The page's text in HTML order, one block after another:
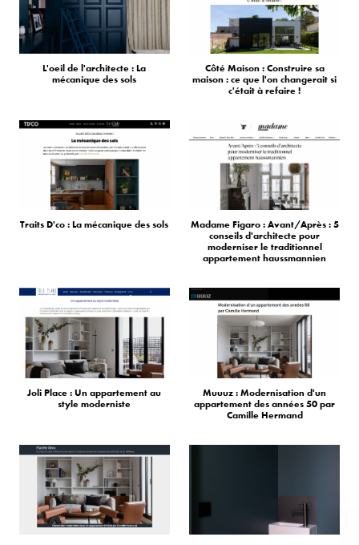
L'oeil de l'architecte : La
mécanique des sols
Côté Maison : Construire sa
maison : ce que l'on changerait si
c'était à refaire !
Traits D'co : La mécanique des sols
Madame Figaro : Avant/Après : 5
conseils d'architecte pour
moderniser le traditionnel
appartement haussmannien
Joli Place : Un appartement au
style moderniste
Muuuz : Modernisation d'un
appartement des années 50 par
Camille Hermand